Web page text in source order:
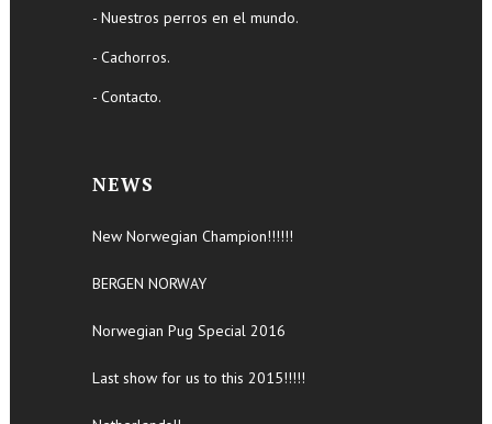
- Nuestros perros en el mundo.
- Cachorros.
- Contacto.
NEWS
New Norwegian Champion!!!!!!
BERGEN NORWAY
Norwegian Pug Special 2016
Last show for us to this 2015!!!!!